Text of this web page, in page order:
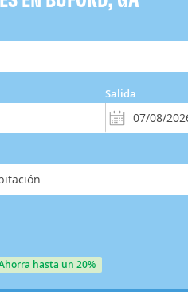
Salida
ahorra hasta un 20%